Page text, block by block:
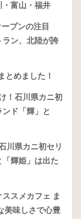
・富山・福井
プンの注目
ラン、北陸が誇
とめました！
！石川県カニ初
ド「輝」と
川県カニ初セリ
輝姫」は出た
ススメカフェ ま
美味しさで心豊